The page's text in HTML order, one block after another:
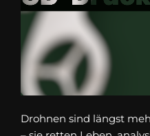
Drohnen sind längst